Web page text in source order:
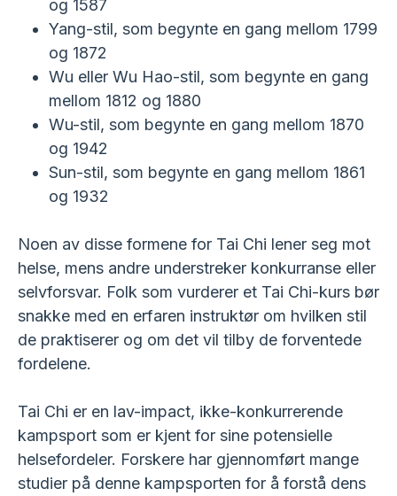
og 1587
Yang-stil, som begynte en gang mellom 1799
og 1872
Wu eller Wu Hao-stil, som begynte en gang
mellom 1812 og 1880
Wu-stil, som begynte en gang mellom 1870
og 1942
Sun-stil, som begynte en gang mellom 1861
og 1932
Noen av disse formene for Tai Chi lener seg mot
helse, mens andre understreker konkurranse eller
selvforsvar. Folk som vurderer et Tai Chi-kurs bør
snakke med en erfaren instruktør om hvilken stil
de praktiserer og om det vil tilby de forventede
fordelene.
Tai Chi er en lav-impact, ikke-konkurrerende
kampsport som er kjent for sine potensielle
helsefordeler. Forskere har gjennomført mange
studier på denne kampsporten for å forstå dens